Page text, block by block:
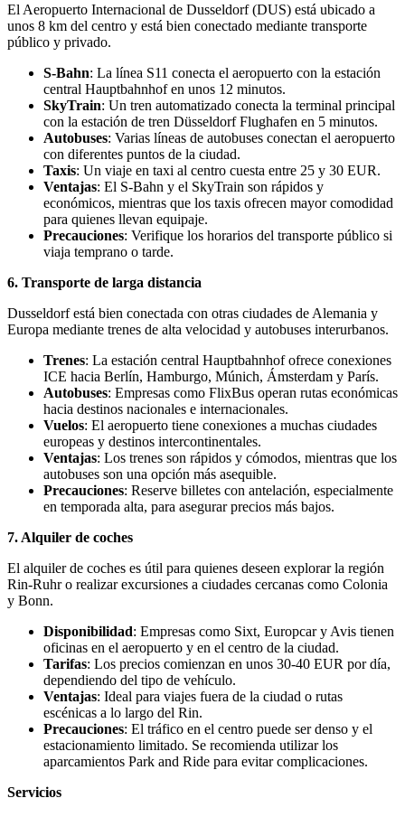
El Aeropuerto Internacional de Dusseldorf (DUS) está ubicado a
unos 8 km del centro y está bien conectado mediante transporte
público y privado.
S-Bahn: La línea S11 conecta el aeropuerto con la estación
central Hauptbahnhof en unos 12 minutos.
SkyTrain: Un tren automatizado conecta la terminal principal
con la estación de tren Düsseldorf Flughafen en 5 minutos.
Autobuses: Varias líneas de autobuses conectan el aeropuerto
con diferentes puntos de la ciudad.
Taxis: Un viaje en taxi al centro cuesta entre 25 y 30 EUR.
Ventajas: El S-Bahn y el SkyTrain son rápidos y
económicos, mientras que los taxis ofrecen mayor comodidad
para quienes llevan equipaje.
Precauciones: Verifique los horarios del transporte público si
viaja temprano o tarde.
6. Transporte de larga distancia
Dusseldorf está bien conectada con otras ciudades de Alemania y
Europa mediante trenes de alta velocidad y autobuses interurbanos.
Trenes: La estación central Hauptbahnhof ofrece conexiones
ICE hacia Berlín, Hamburgo, Múnich, Ámsterdam y París.
Autobuses: Empresas como FlixBus operan rutas económicas
hacia destinos nacionales e internacionales.
Vuelos: El aeropuerto tiene conexiones a muchas ciudades
europeas y destinos intercontinentales.
Ventajas: Los trenes son rápidos y cómodos, mientras que los
autobuses son una opción más asequible.
Precauciones: Reserve billetes con antelación, especialmente
en temporada alta, para asegurar precios más bajos.
7. Alquiler de coches
El alquiler de coches es útil para quienes deseen explorar la región
Rin-Ruhr o realizar excursiones a ciudades cercanas como Colonia
y Bonn.
Disponibilidad: Empresas como Sixt, Europcar y Avis tienen
oficinas en el aeropuerto y en el centro de la ciudad.
Tarifas: Los precios comienzan en unos 30-40 EUR por día,
dependiendo del tipo de vehículo.
Ventajas: Ideal para viajes fuera de la ciudad o rutas
escénicas a lo largo del Rin.
Precauciones: El tráfico en el centro puede ser denso y el
estacionamiento limitado. Se recomienda utilizar los
aparcamientos Park and Ride para evitar complicaciones.
Servicios